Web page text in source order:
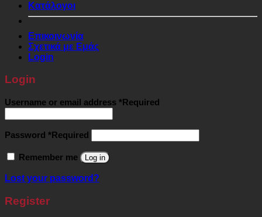
Κατάλογοι
Επικοινωνία
Σχετικά με Εμάς
Login
Login
Username or email address *Required
Password *Required
Remember me Log in
Lost your password?
Register